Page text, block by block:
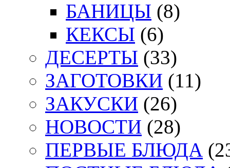
БАНИЦЫ (8)
КЕКСЫ (6)
ДЕСЕРТЫ (33)
ЗАГОТОВКИ (11)
ЗАКУСКИ (26)
НОВОСТИ (28)
ПЕРВЫЕ БЛЮДА